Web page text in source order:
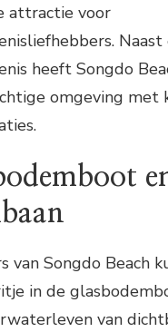
attractie voor
heeft Songdo
omgeving met
van Songdo Beach
in de
van